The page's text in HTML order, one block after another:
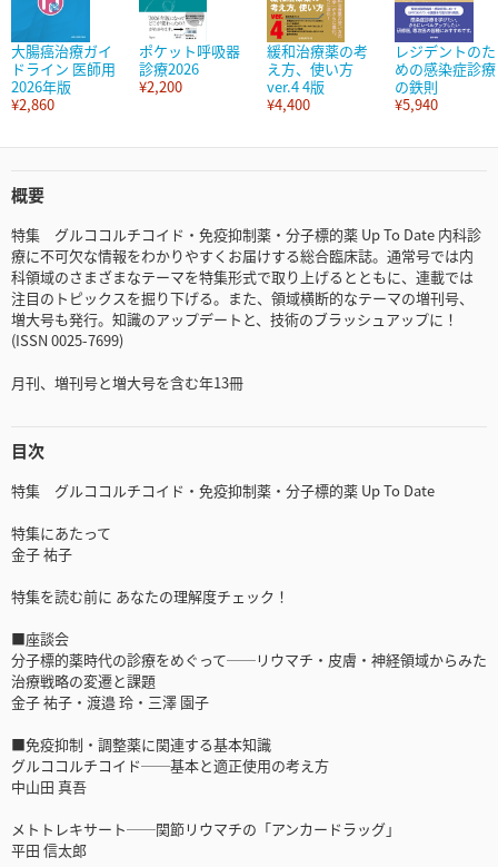
大腸癌治療ガイ
ドライン 医師用
2026年版
¥2,860
ポケット呼吸器
診療2026
¥2,200
緩和治療薬の考
え方、使い方
ver.4 4版
¥4,400
レジデントのた
めの感染症診療
の鉄則
¥5,940
概要
特集 グルココルチコイド・免疫抑制薬・分子標的薬 Up To Date 内科診
療に不可欠な情報をわかりやすくお届けする総合臨床誌。通常号では内
科領域のさまざまなテーマを特集形式で取り上げるとともに、連載では
注目のトピックスを掘り下げる。また、領域横断的なテーマの増刊号、
増大号も発行。知識のアップデートと、技術のブラッシュアップに！
(ISSN 0025-7699)
月刊、増刊号と増大号を含む年13冊
目次
特集 グルココルチコイド・免疫抑制薬・分子標的薬 Up To Date
特集にあたって
金子 祐子
特集を読む前に あなたの理解度チェック！
■座談会
分子標的薬時代の診療をめぐって──リウマチ・皮膚・神経領域からみた
治療戦略の変遷と課題
金子 祐子・渡邉 玲・三澤 園子
■免疫抑制・調整薬に関連する基本知識
グルココルチコイド──基本と適正使用の考え方
中山田 真吾
メトトレキサート──関節リウマチの「アンカードラッグ」
平田 信太郎